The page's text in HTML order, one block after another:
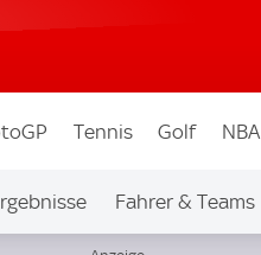
Tennis Golf NBA
Fahrer & Teams